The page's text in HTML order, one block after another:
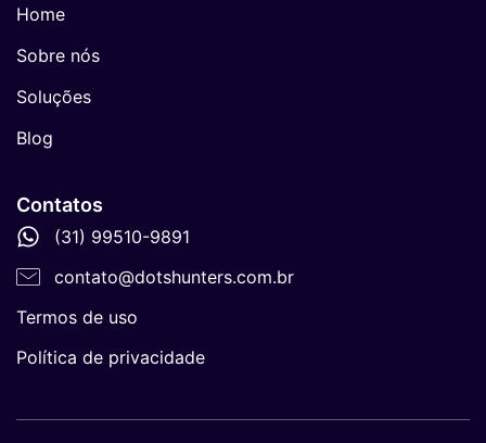
Home
Sobre nós
Soluções
Blog
Contatos
(31) 99510-9891
contato@dotshunters.com.br
Termos de uso
Política de privacidade